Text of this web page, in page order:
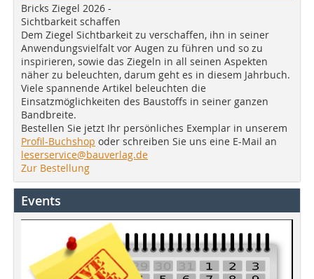
Bricks Ziegel 2026 -
Sichtbarkeit schaffen
Dem Ziegel Sichtbarkeit zu verschaffen, ihn in seiner
Anwendungsvielfalt vor Augen zu führen und so zu
inspirieren, sowie das Ziegeln in all seinen Aspekten
näher zu beleuchten, darum geht es in diesem Jahrbuch.
Viele spannende Artikel beleuchten die
Einsatzmöglichkeiten des Baustoffs in seiner ganzen
Bandbreite.
Bestellen Sie jetzt Ihr persönliches Exemplar in unserem
Profil-Buchshop oder schreiben Sie uns eine E-Mail an
leserservice@bauverlag.de
Zur Bestellung
Events